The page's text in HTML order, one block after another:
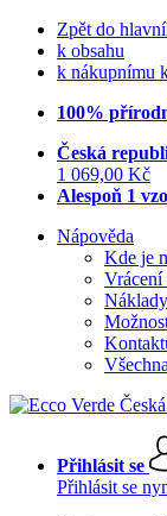
Zpět do
k obsahu
k nákupnímu
100%
Česká
1 069,00 Kč
Alespoň 1
Nápověda
Kde je
Vrácení
Přihlásit se
Přihlásit se